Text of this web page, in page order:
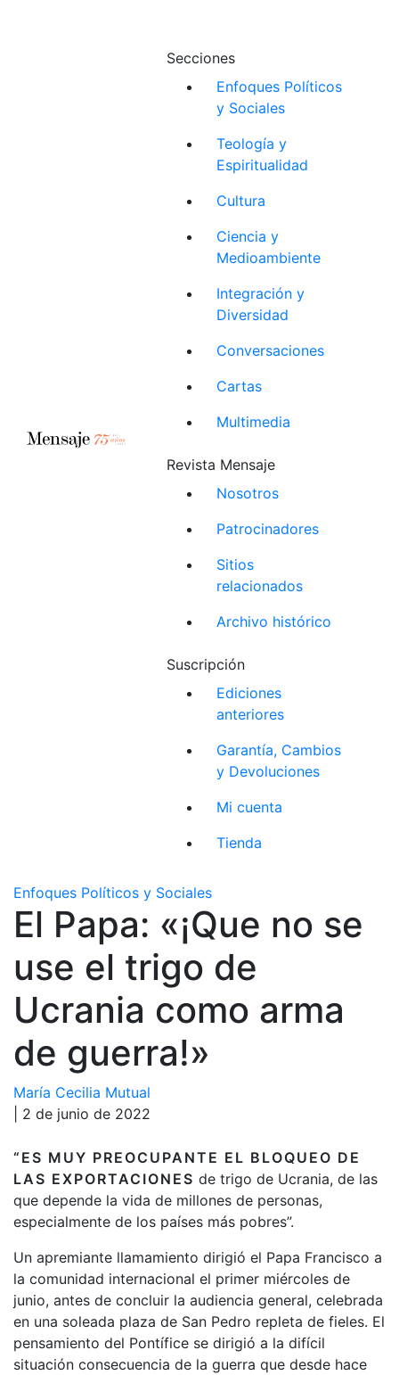
Secciones
Enfoques Políticos
y Sociales
Teología y
Espiritualidad
Cultura
Ciencia y
Medioambiente
Integración y
Diversidad
Conversaciones
Cartas
Multimedia
Revista Mensaje
Nosotros
Patrocinadores
Sitios
relacionados
Archivo histórico
Suscripción
Ediciones
anteriores
Garantía, Cambios
y Devoluciones
Mi cuenta
Tienda
Enfoques Políticos y Sociales
El Papa: «¡Que no se
use el trigo de
Ucrania como arma
de guerra!»
María Cecilia Mutual
| 2 de junio de 2022
“ES MUY PREOCUPANTE EL BLOQUEO DE
LAS EXPORTACIONES de trigo de Ucrania, de las
que depende la vida de millones de personas,
especialmente de los países más pobres”.
Un apremiante llamamiento dirigió el Papa Francisco a
la comunidad internacional el primer miércoles de
junio, antes de concluir la audiencia general, celebrada
en una soleada plaza de San Pedro repleta de fieles. El
pensamiento del Pontífice se dirigió a la difícil
situación consecuencia de la guerra que desde hace